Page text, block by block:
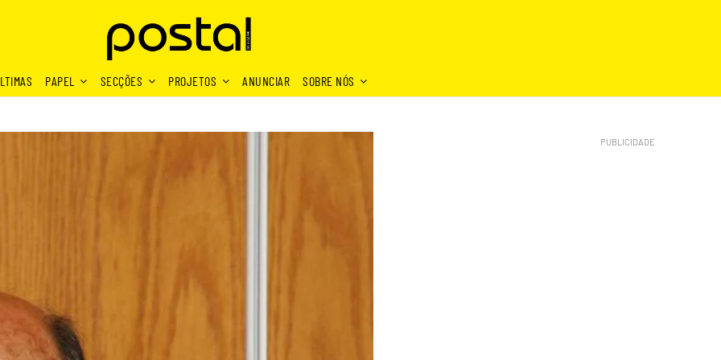
PAPEL SECÇÕES PROJETOS ANUNCIAR SOBRE NÓS